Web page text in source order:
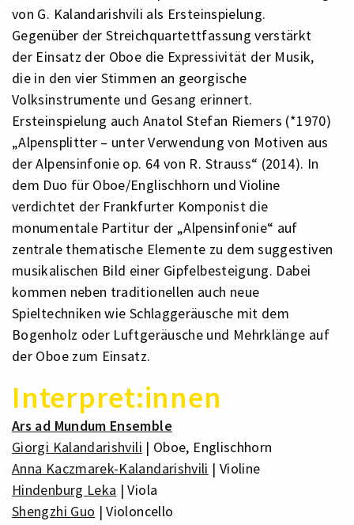
von G. Kalandarishvili als Ersteinspielung.
Gegenüber der Streichquartettfassung verstärkt
der Einsatz der Oboe die Expressivität der Musik,
die in den vier Stimmen an georgische
Volksinstrumente und Gesang erinnert.
Ersteinspielung auch Anatol Stefan Riemers (*1970)
„Alpensplitter – unter Verwendung von Motiven aus
der Alpensinfonie op. 64 von R. Strauss“ (2014). In
dem Duo für Oboe/Englischhorn und Violine
verdichtet der Frankfurter Komponist die
monumentale Partitur der „Alpensinfonie“ auf
zentrale thematische Elemente zu dem suggestiven
musikalischen Bild einer Gipfelbesteigung. Dabei
kommen neben traditionellen auch neue
Spieltechniken wie Schlaggeräusche mit dem
Bogenholz oder Luftgeräusche und Mehrklänge auf
der Oboe zum Einsatz.
Interpret:innen
Ars ad Mundum Ensemble
Giorgi Kalandarishvili | Oboe, Englischhorn
Anna Kaczmarek-Kalandarishvili | Violine
Hindenburg Leka | Viola
Shengzhi Guo | Violoncello